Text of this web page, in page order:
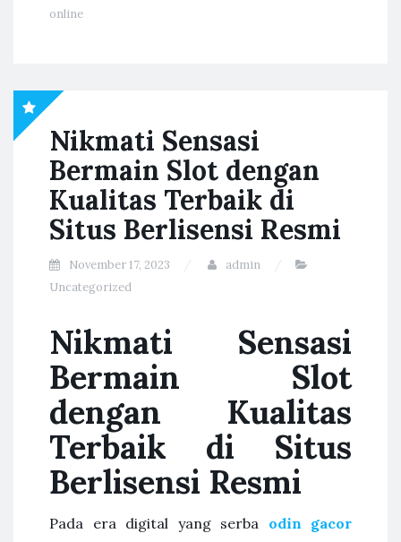
online
Nikmati Sensasi
Bermain Slot dengan
Kualitas Terbaik di
Situs Berlisensi Resmi
November 17, 2023
admin
Uncategorized
Nikmati Sensasi
Bermain Slot
dengan Kualitas
Terbaik di Situs
Berlisensi Resmi
Pada era digital yang serba odin gacor